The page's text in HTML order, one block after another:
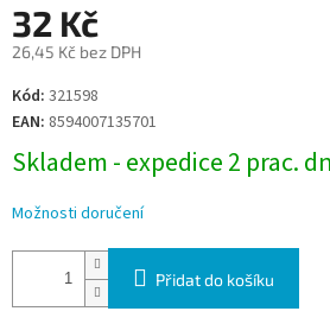
32 Kč
26,45 Kč bez DPH
Měrná
cena:
Kód: 321598
EAN: 8594007135701
Skladem - expedice 2 prac.
Možnosti doručení
Přidat do košíku